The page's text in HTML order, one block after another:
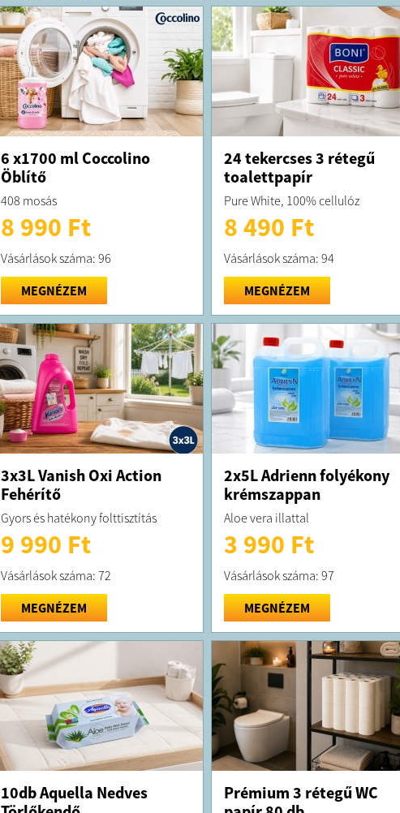
6 x1700 ml Coccolino
Öblítő
408 mosás
8 990 Ft
Vásárlások száma: 96
MEGNÉZEM
24 tekercses 3 rétegű
toalettpapír
Pure White, 100% cellulóz
8 490 Ft
Vásárlások száma: 94
MEGNÉZEM
3x3L Vanish Oxi Action
Fehérítő
Gyors és hatékony folttisztítás
9 990 Ft
Vásárlások száma: 72
MEGNÉZEM
2x5L Adrienn folyékony
krémszappan
Aloe vera illattal
3 990 Ft
Vásárlások száma: 97
MEGNÉZEM
10db Aquella Nedves
Prémium 3 rétegű WC